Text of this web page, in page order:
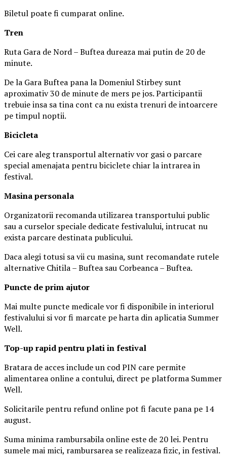
Biletul poate fi cumparat online.
Tren
Ruta Gara de Nord – Buftea dureaza mai putin de 20 de
minute.
De la Gara Buftea pana la Domeniul Stirbey sunt
aproximativ 30 de minute de mers pe jos. Participantii
trebuie insa sa tina cont ca nu exista trenuri de intoarcere
pe timpul noptii.
Bicicleta
Cei care aleg transportul alternativ vor gasi o parcare
special amenajata pentru biciclete chiar la intrarea in
festival.
Masinapersonala
Organizatorii recomanda utilizarea transportului public
sau a curselor speciale dedicate festivalului, intrucat nu
exista parcare destinata publicului.
Daca alegi totusi sa vii cu masina, sunt recomandate rutele
alternative Chitila – Buftea sau Corbeanca – Buftea.
Puncte de prim ajutor
Mai multe puncte medicale vor fi disponibile in interiorul
festivalului si vor fi marcate pe harta din aplicatia Summer
Well.
Top-up rapid pentru plati in festival
Bratara de acces include un cod PIN care permite
alimentarea online a contului, direct pe platforma Summer
Well.
Solicitarile pentru refund online pot fi facute pana pe 14
august.
Suma minima rambursabila online este de 20 lei. Pentru
sumele mai mici, rambursarea se realizeaza fizic, in festival.